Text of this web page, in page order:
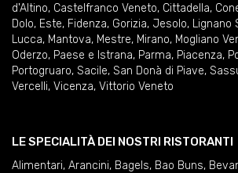
d'Altino, Castelfranco Veneto, Cittadella,
Dolo, Este, Fidenza, Gorizia, Jesolo, Lignano
Lucca, Mantova, Mestre, Mirano, Mogliano
Oderzo, Paese e Istrana, Parma, Piacenza,
Portogruaro, Sacile, San Donà di Piave,
Vercelli, Vicenza, Vittorio Veneto
LE SPECIALITÀ DEI NOSTRI RISTORANTI
Alimentari, Arancini, Bagels, Bao Buns,